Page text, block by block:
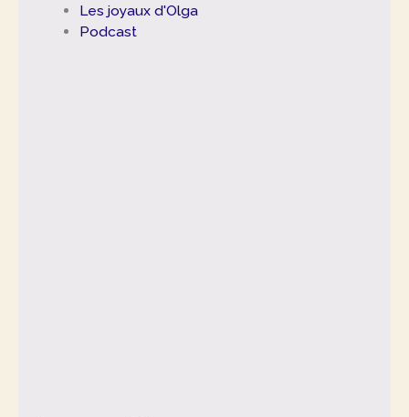
Les joyaux d'Olga
Podcast